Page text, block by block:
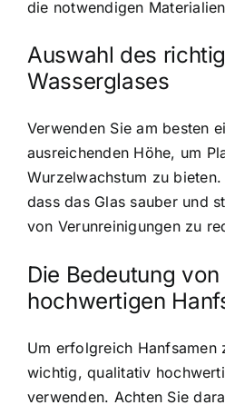
die notwendigen
Auswahl des
Wasserglases
Verwenden Sie am besten
ausreichenden Höhe, um
Wurzelwachstum zu
dass das Glas sauber und
von Verunreinigungen zu
Die Bedeutung
hochwertigen
Um erfolgreich Hanfsamen
wichtig, qualitativ
verwenden. Achten Sie